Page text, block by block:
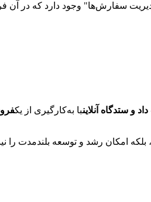
سفارش‌ها" وجود دارد که در آن
و ستدگاه آنلاینبا به‌کارگیری از یک
امکان رشد و توسعه بلندمدت را